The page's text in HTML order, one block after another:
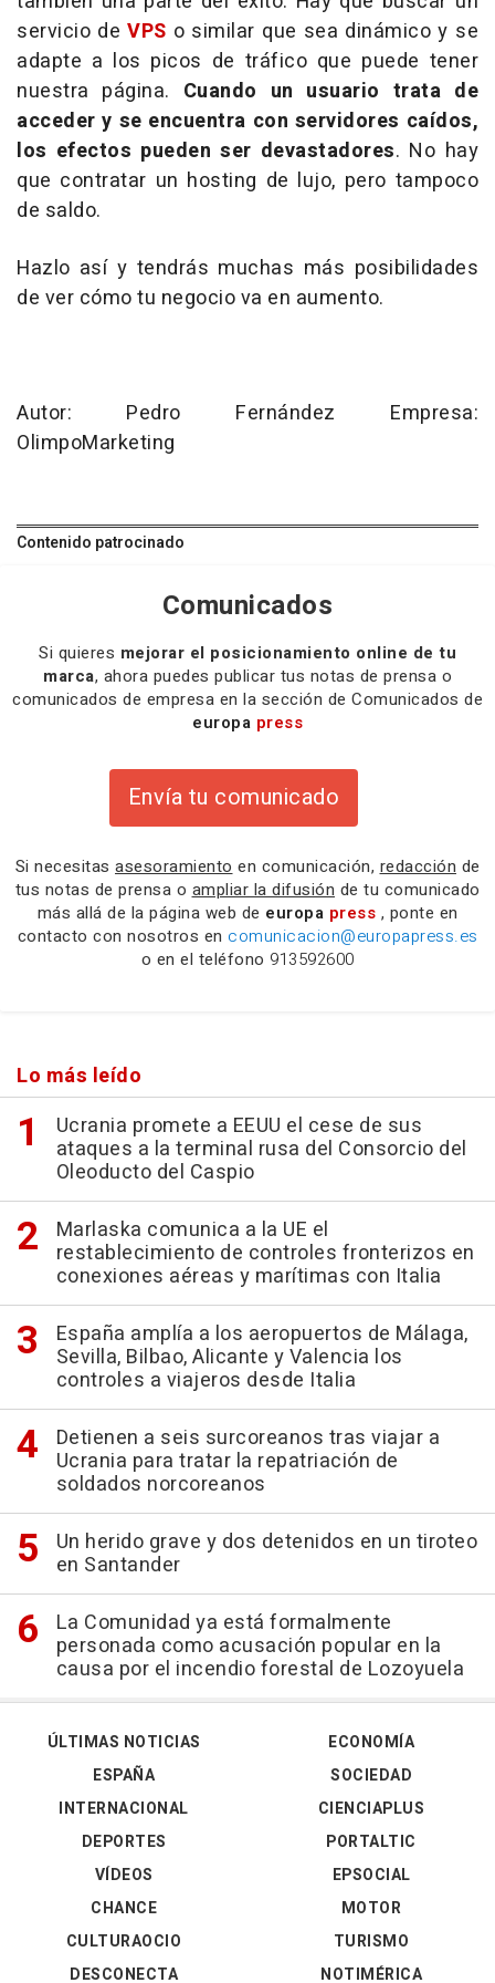
servicio deVPS o similar que sea dinámico y se
adapte a los picos de tráfico que puede tener
nuestra página. Cuando un usuario trata de
acceder y se encuentra con servidores caídos,
los efectos pueden ser devastadores. No hay
que contratar un hosting de lujo, pero tampoco
de saldo.
Hazlo así y tendrás muchas más posibilidades
de ver cómo tu negocio va en aumento.
Autor: Pedro Fernández Empresa:
OlimpoMarketing
Contenido patrocinado
Comunicados
Si quieres mejorar el posicionamiento online de tu
marca, ahora puedes publicar tus notas de prensa o
comunicados de empresa en la sección de Comunicados de
europa press
Envía tu comunicado
Si necesitas asesoramiento en comunicación, redacción de
tus notas de prensa o ampliar la difusión de tu comunicado
más allá de la página web de europa press , ponte en
contacto con nosotros en comunicacion@europapress.es
o en el teléfono 913592600
Lo más leído
Ucrania promete a EEUU el cese de sus
ataques a la terminal rusa del Consorcio del
Oleoducto del Caspio
Marlaska comunica a la UE el
restablecimiento de controles fronterizos en
conexiones aéreas y marítimas con Italia
España amplía a los aeropuertos de Málaga,
Sevilla, Bilbao, Alicante y Valencia los
controles a viajeros desde Italia
Detienen a seis surcoreanos tras viajar a
Ucrania para tratar la repatriación de
soldados norcoreanos
Un herido grave y dos detenidos en un tiroteo
en Santander
La Comunidad ya está formalmente
personada como acusación popular en la
causa por el incendio forestal de Lozoyuela
ÚLTIMAS NOTICIAS
ESPAÑA
INTERNACIONAL
DEPORTES
VÍDEOS
ECONOMÍA
SOCIEDAD
CIENCIAPLUS
PORTALTIC
EPSOCIAL
CHANCE
CULTURAOCIO
DESCONECTA
MOTOR
TURISMO
NOTIMÉRICA